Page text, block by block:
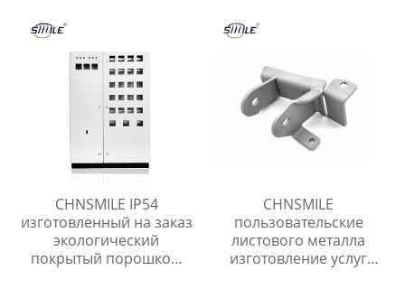
CHNSMILE IP54
изготовленный на заказ
экологический
покрытый порошком
CHNSMILE
пользовательские
листового металла
изготовление услуг